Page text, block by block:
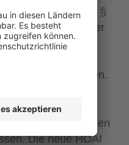
die Regelung in §
Gebühren- oder
HOAI ein
mit der eine
aufgenommen.
den
im Rahmen
Die neue HOAI